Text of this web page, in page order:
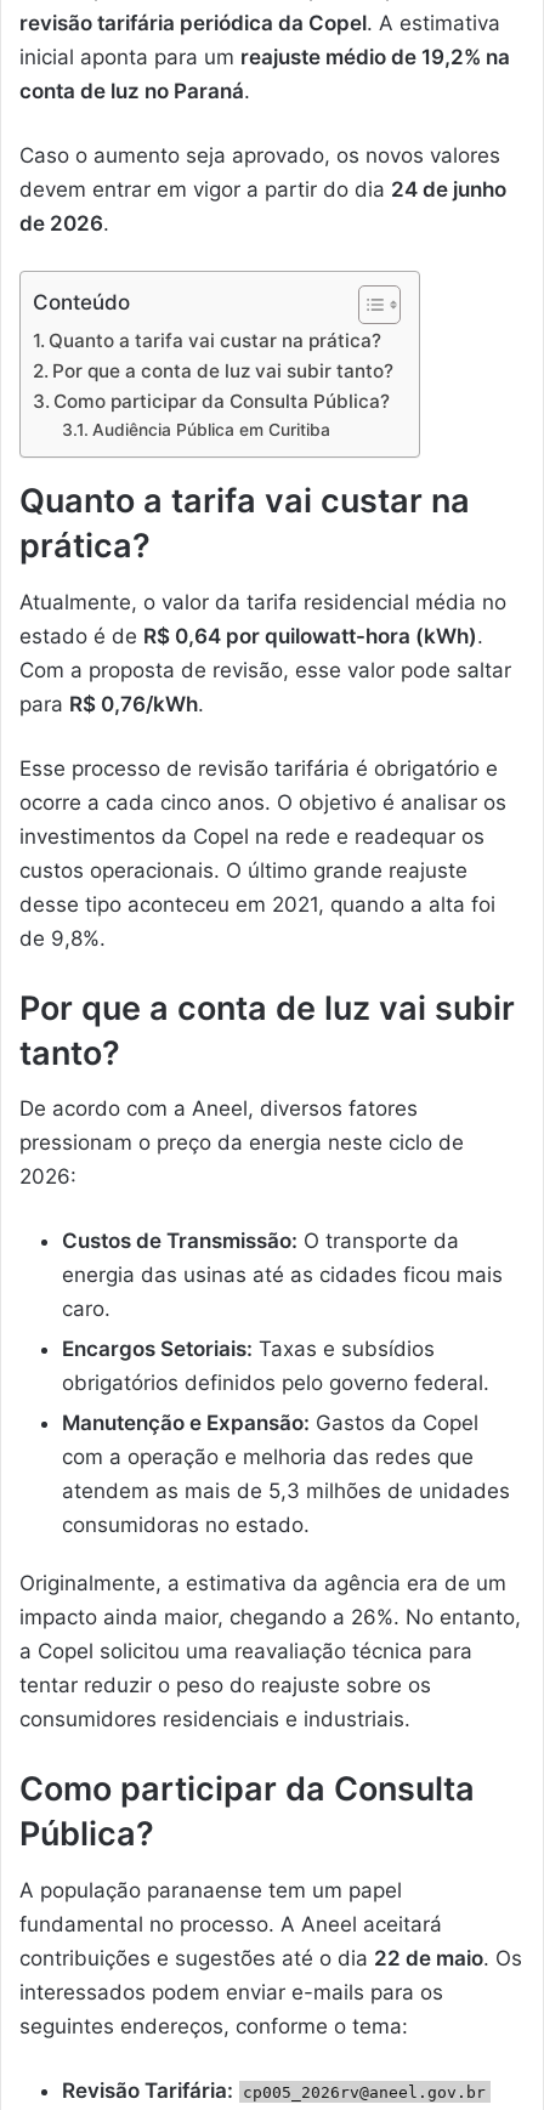
revisão tarifária periódica da Copel. A estimativa
inicial aponta para um reajuste médio de 19,2% na
conta de luz no Paraná.
Caso o aumento seja aprovado, os novos valores
devem entrar em vigor a partir do dia 24 de junho
de 2026.
Conteúdo
Quanto a tarifa vai custar na prática?
Por que a conta de luz vai subir tanto?
Como participar da Consulta Pública?
Audiência Pública em Curitiba
Quanto a tarifa vai custar na
prática?
Atualmente, o valor da tarifa residencial média no
estado é de R$ 0,64 por quilowatt-hora (kWh).
Com a proposta de revisão, esse valor pode saltar
para R$ 0,76/kWh.
Esse processo de revisão tarifária é obrigatório e
ocorre a cada cinco anos. O objetivo é analisar os
investimentos da Copel na rede e readequar os
custos operacionais. O último grande reajuste
desse tipo aconteceu em 2021, quando a alta foi
de 9,8%.
Por que a conta de luz vai subir
tanto?
De acordo com a Aneel, diversos fatores
pressionam o preço da energia neste ciclo de
2026:
Custos de Transmissão: O transporte da
energia das usinas até as cidades ficou mais
caro.
Encargos Setoriais: Taxas e subsídios
obrigatórios definidos pelo governo federal.
Manutenção e Expansão: Gastos da Copel
com a operação e melhoria das redes que
atendem as mais de 5,3 milhões de unidades
consumidoras no estado.
Originalmente, a estimativa da agência era de um
impacto ainda maior, chegando a 26%. No entanto,
a Copel solicitou uma reavaliação técnica para
tentar reduzir o peso do reajuste sobre os
consumidores residenciais e industriais.
Como participar da Consulta
Pública?
A população paranaense tem um papel
fundamental no processo. A Aneel aceitará
contribuições e sugestões até o dia 22 de maio. Os
interessados podem enviar e-mails para os
seguintes endereços, conforme o tema:
Revisão Tarifária: cp005_2026rv@aneel.gov.br